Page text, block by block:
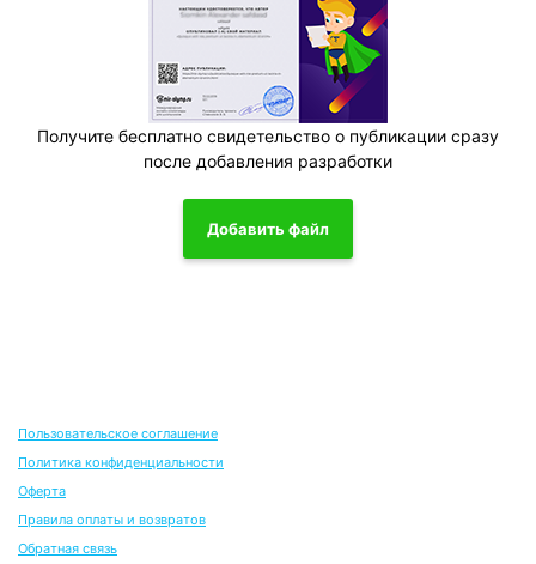
Получите бесплатно свидетельство о публикации сразу
после добавления разработки
Добавить файл
Пользовательское соглашение
Политика конфиденциальности
Оферта
Правила оплаты и возвратов
Обратная связь